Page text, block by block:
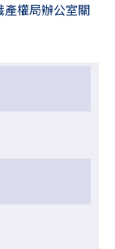
產權局辦公室關